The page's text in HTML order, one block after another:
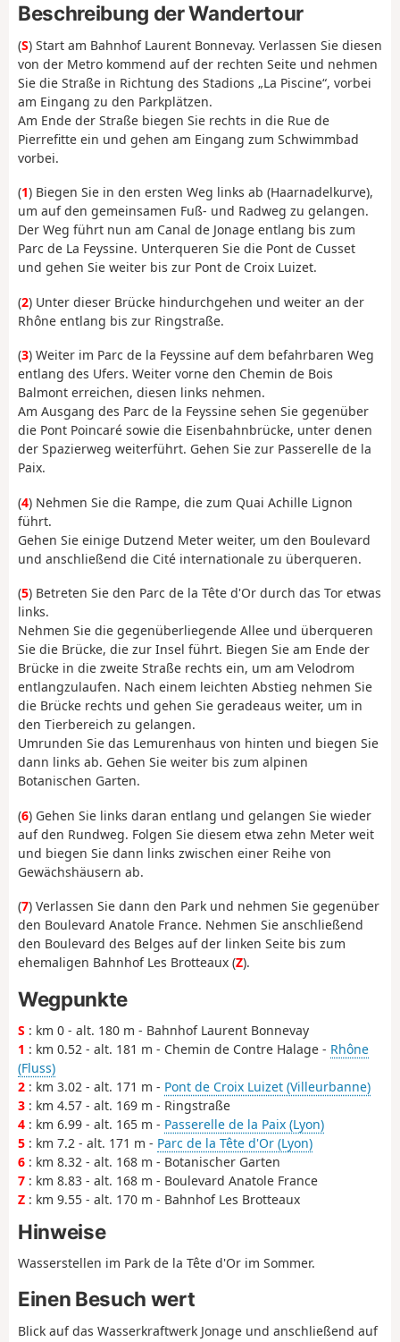
Beschreibung der Wandertour
(S) Start am Bahnhof Laurent Bonnevay. Verlassen Sie diesen
von der Metro kommend auf der rechten Seite und nehmen
Sie die Straße in Richtung des Stadions „La Piscine“, vorbei
am Eingang zu den Parkplätzen.
Am Ende der Straße biegen Sie rechts in die Rue de
Pierrefitte ein und gehen am Eingang zum Schwimmbad
vorbei.
(1) Biegen Sie in den ersten Weg links ab (Haarnadelkurve),
um auf den gemeinsamen Fuß- und Radweg zu gelangen.
Der Weg führt nun am Canal de Jonage entlang bis zum
Parc de La Feyssine. Unterqueren Sie die Pont de Cusset
und gehen Sie weiter bis zur Pont de Croix Luizet.
(2) Unter dieser Brücke hindurchgehen und weiter an der
Rhône entlang bis zur Ringstraße.
(3) Weiter im Parc de la Feyssine auf dem befahrbaren Weg
entlang des Ufers. Weiter vorne den Chemin de Bois
Balmont erreichen, diesen links nehmen.
Am Ausgang des Parc de la Feyssine sehen Sie gegenüber
die Pont Poincaré sowie die Eisenbahnbrücke, unter denen
der Spazierweg weiterführt. Gehen Sie zur Passerelle de la
Paix.
(4) Nehmen Sie die Rampe, die zum Quai Achille Lignon
führt.
Gehen Sie einige Dutzend Meter weiter, um den Boulevard
und anschließend die Cité internationale zu überqueren.
(5) Betreten Sie den Parc de la Tête d'Or durch das Tor etwas
links.
Nehmen Sie die gegenüberliegende Allee und überqueren
Sie die Brücke, die zur Insel führt. Biegen Sie am Ende der
Brücke in die zweite Straße rechts ein, um am Velodrom
entlangzulaufen. Nach einem leichten Abstieg nehmen Sie
die Brücke rechts und gehen Sie geradeaus weiter, um in
den Tierbereich zu gelangen.
Umrunden Sie das Lemurenhaus von hinten und biegen Sie
dann links ab. Gehen Sie weiter bis zum alpinen
Botanischen Garten.
(6) Gehen Sie links daran entlang und gelangen Sie wieder
auf den Rundweg. Folgen Sie diesem etwa zehn Meter weit
und biegen Sie dann links zwischen einer Reihe von
Gewächshäusern ab.
(7) Verlassen Sie dann den Park und nehmen Sie gegenüber
den Boulevard Anatole France. Nehmen Sie anschließend
den Boulevard des Belges auf der linken Seite bis zum
ehemaligen Bahnhof Les Brotteaux (Z).
Wegpunkte
S : km 0 - alt. 180 m - Bahnhof Laurent Bonnevay
1 : km 0.52 - alt. 181 m - Chemin de Contre Halage - Rhône
(Fluss)
2 : km 3.02 - alt. 171 m - Pont de Croix Luizet (Villeurbanne)
3 : km 4.57 - alt. 169 m - Ringstraße
4 : km 6.99 - alt. 165 m - Passerelle de la Paix (Lyon)
5 : km 7.2 - alt. 171 m - Parc de la Tête d'Or (Lyon)
6 : km 8.32 - alt. 168 m - Botanischer Garten
7 : km 8.83 - alt. 168 m - Boulevard Anatole France
Z : km 9.55 - alt. 170 m - Bahnhof Les Brotteaux
Hinweise
Wasserstellen im Park de la Tête d'Or im Sommer.
Einen Besuch wert
Blick auf das Wasserkraftwerk Jonage und anschließend auf